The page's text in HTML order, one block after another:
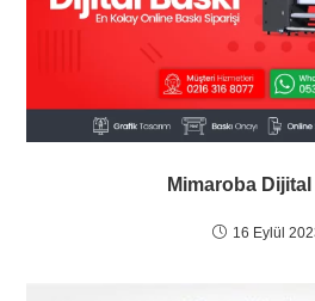
Mimaroba Dijital
16 Eylül